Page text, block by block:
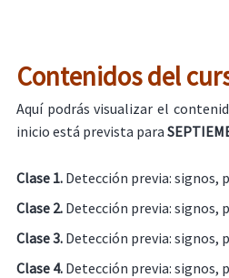
Contenidos del
Aquí podrás visualizar el
inicio está prevista para
Clase 1. Detección previa: signos,
Clase 2. Detección previa: signos,
Clase 3. Detección previa: signos,
Clase 4.Detección previa: signos,